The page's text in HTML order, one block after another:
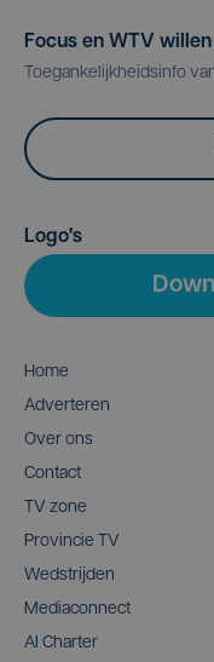
Focus en WTV
Toegankelijkheidsinfo
Logo's
Home
Adverteren
Over ons
Contact
TV zone
Provincie TV
Wedstrijden
Mediaconnect
AI Charter